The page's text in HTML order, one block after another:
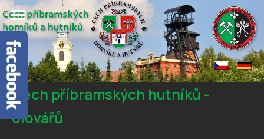
Cech příbramských hutníků -
olovářů